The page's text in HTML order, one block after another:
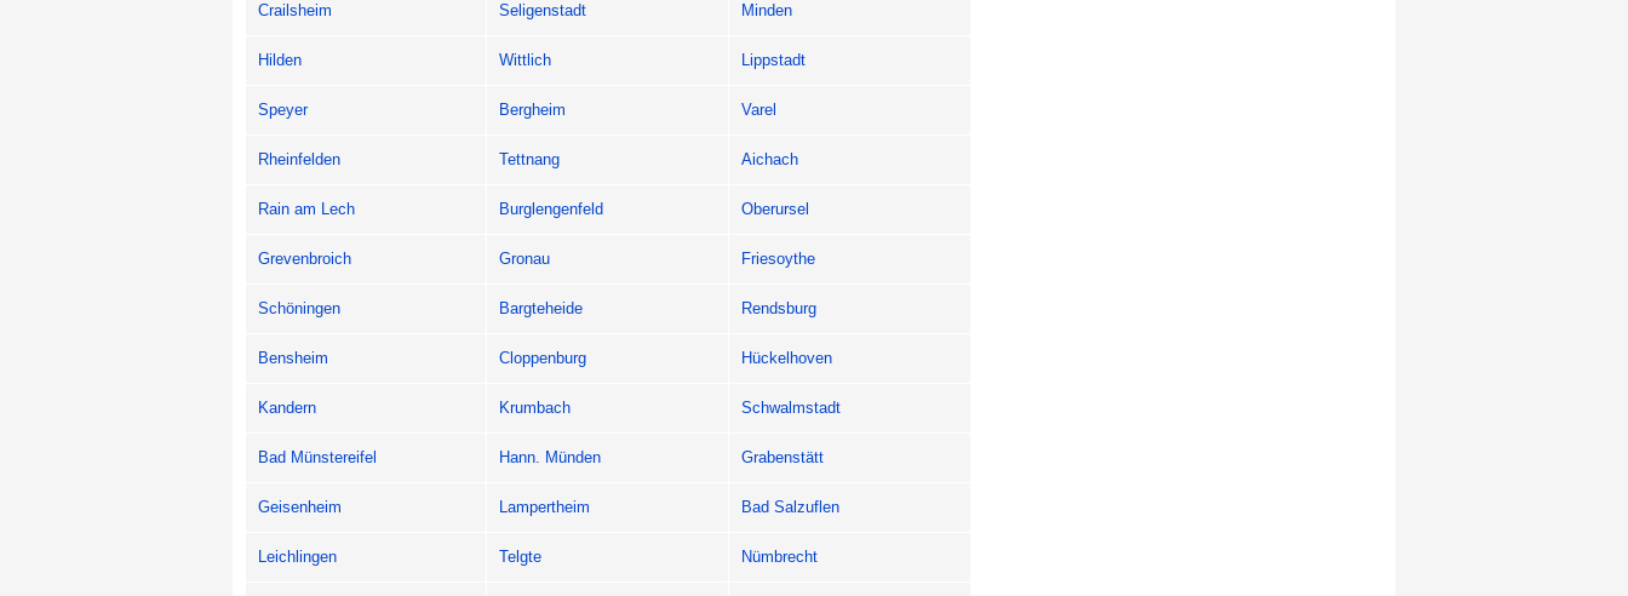
Crailsheim Seligenstadt Minden
Hilden Wittlich Lippstadt
Speyer Bergheim Varel
Rheinfelden Tettnang Aichach
Rain am Lech Burglengenfeld Oberursel
Grevenbroich Gronau Friesoythe
Schöningen Bargteheide Rendsburg
Bensheim Cloppenburg Hückelhoven
Kandern Krumbach Schwalmstadt
Bad Münstereifel Hann. Münden Grabenstätt
Geisenheim Lampertheim Bad Salzuflen
Leichlingen Telgte Nümbrecht